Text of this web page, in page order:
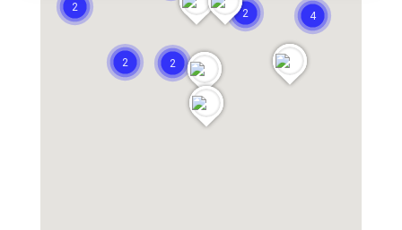
2
2 4
2 2